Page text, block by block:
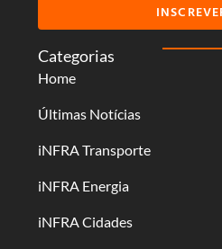
Categorias
Home
Últimas Notícias
iNFRA Transporte
iNFRA Energia
iNFRA Cidades